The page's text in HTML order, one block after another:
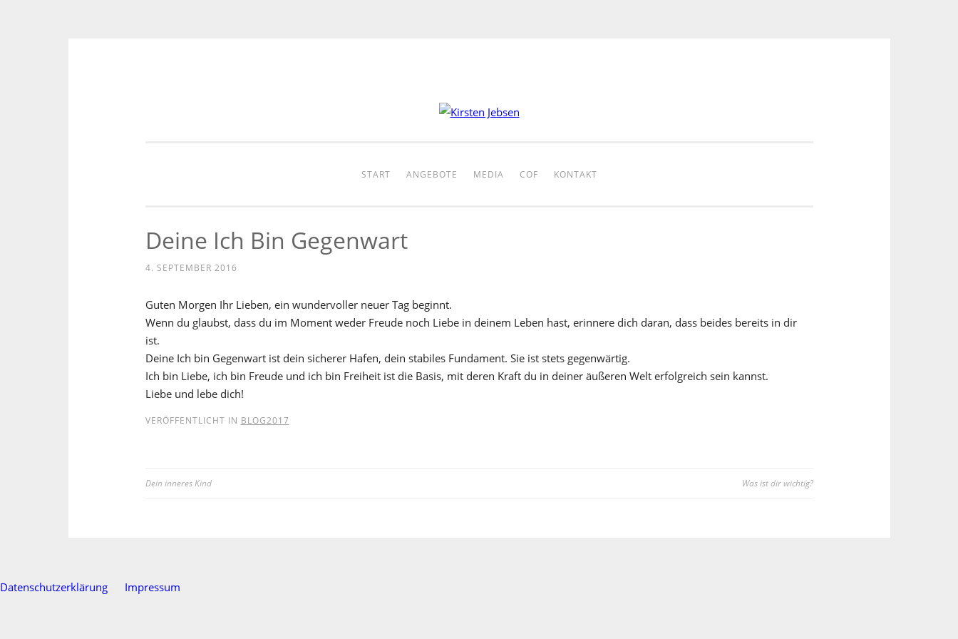
START ANGEBOTE MEDIA COF KONTAKT
Deine Ich Bin Gegenwart
4. SEPTEMBER 2016
Guten Morgen Ihr Lieben, ein wundervoller neuer Tag beginnt.
Wenn du glaubst, dass du im Moment weder Freude noch Liebe in deinem Leben hast, erinnere dich daran, dass beides bereits in dir
ist.
Deine Ich bin Gegenwart ist dein sicherer Hafen, dein stabiles Fundament. Sie ist stets gegenwärtig.
Ich bin Liebe, ich bin Freude und ich bin Freiheit ist die Basis, mit deren Kraft du in deiner äußeren Welt erfolgreich sein kannst.
Liebe und lebe dich!
VERÖFFENTLICHT IN BLOG2017
Beitragsnavigation
Dein inneres Kind Was ist dir wichtig?
Datenschutzerklärung Impressum